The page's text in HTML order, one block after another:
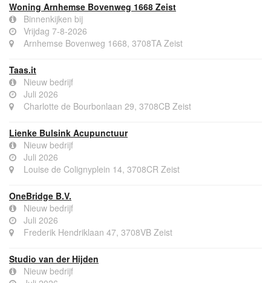
Woning Arnhemse Bovenweg 1668 Zeist
Binnenkijken bij
Vrijdag 7-8-2026
Arnhemse Bovenweg 1668, 3708TA Zeist
Taas.it
Nieuw bedrijf
Juli 2026
Charlotte de Bourbonlaan 29, 3708CB Zeist
Lienke Bulsink Acupunctuur
Nieuw bedrijf
Juli 2026
Louise de Colignyplein 14, 3708CR Zeist
OneBridge B.V.
Nieuw bedrijf
Juli 2026
Frederik Hendriklaan 47, 3708VB Zeist
Studio van der Hijden
Nieuw bedrijf